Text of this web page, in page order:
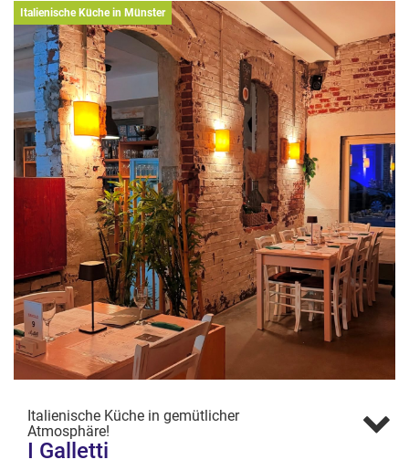
Kombiniert mit reichlich Salat,
Rosmarinkartoffeln und Dips genießen wir ein
leckeres Sommergericht – ohne zu sehr zu
sündigen.
Wo? An der Germania-Brauerei 4, Germania-
Campus
Italienische Küche in Münster
Italienische Küche in gemütlicher
Atmosphäre!
I Galletti